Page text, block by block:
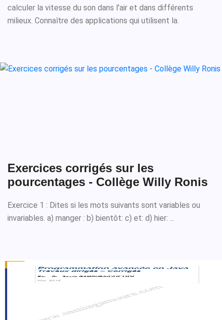
calculer la vitesse du son dans l'air et dans différents
milieux. Connaître des applications qui utilisent la.
Exercices corrigés sur les
pourcentages - Collège Willy Ronis
Exercice 1 : Dites si les mots suivants sont variables ou
invariables. a) manger : b) bientôt: c) et: d) hier: ...